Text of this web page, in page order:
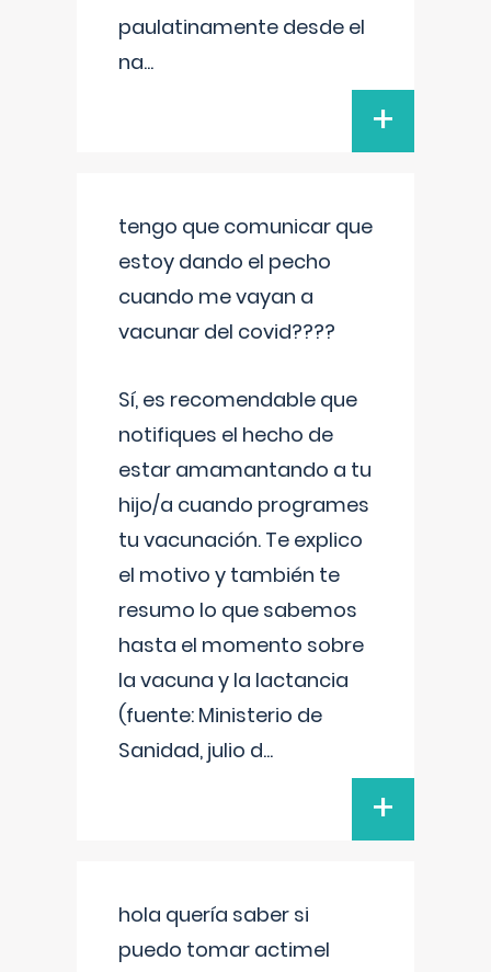
paulatinamente desde el
na...
+
tengo que comunicar que
estoy dando el pecho
cuando me vayan a
vacunar del covid????
Sí, es recomendable que
notifiques el hecho de
estar amamantando a tu
hijo/a cuando programes
tu vacunación. Te explico
el motivo y también te
resumo lo que sabemos
hasta el momento sobre
la vacuna y la lactancia
(fuente: Ministerio de
Sanidad, julio d...
+
hola quería saber si
puedo tomar actimel